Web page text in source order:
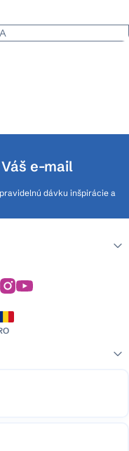
e-mail
dávku inšpirácie a